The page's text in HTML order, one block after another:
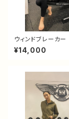
ウィンドブレーカー
¥14,000